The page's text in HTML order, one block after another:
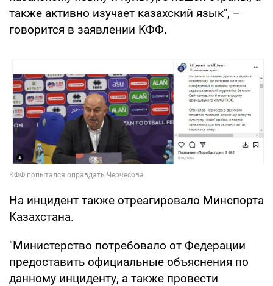
также активно изучает казахский язык", –
говорится в заявлении КФФ.
На инцидент также отреагировало Минспорта
Казахстана.
"Министерство потребовало от Федерации
предоставить официальные объяснения по
данному инциденту, а также провести